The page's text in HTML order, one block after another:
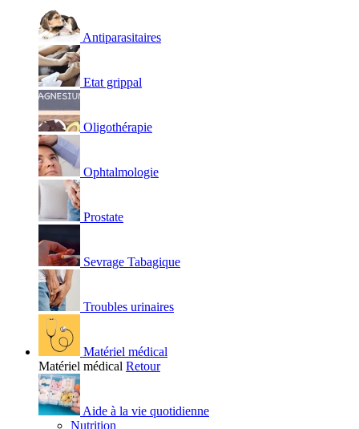
Antiparasitaires
Etat grippal
Oligothérapie
Ophtalmologie
Prostate
Sevrage Tabagique
Troubles urinaires
Matériel médical
Matériel médical Retour
Aide à la vie quotidienne
Nutrition